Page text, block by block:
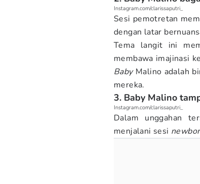
Instagram.com/clarissaputri_
Sesi pemotretan
dengan latar
Tema langit ini
membawa imajinasi
BabyMalino adalah
mereka.
3. Baby Malino
Instagram.com/clarissaputri_
Dalam unggahan
menjalani sesi